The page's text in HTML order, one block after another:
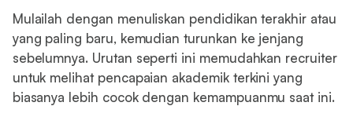
Mulailah dengan menuliskan pendidikan terakhir atau
yang paling baru, kemudian turunkan ke jenjang
sebelumnya. Urutan seperti ini memudahkan recruiter
untuk melihat pencapaian akademik terkini yang
biasanya lebih cocok dengan kemampuanmu saat ini.